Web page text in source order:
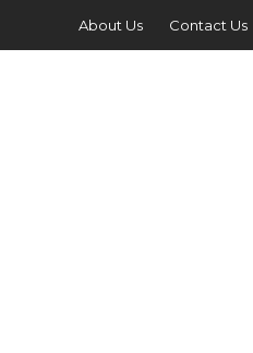
About Us Contact Us